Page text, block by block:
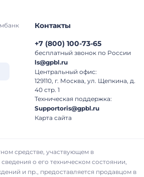
Контакты
+7 (800) 100-73-65
бесплатный звонок по России
ls@gpbl.ru
Центральный офис:
129110, г. Москва, ул. Щепкина, д.
40 стр. 1
Техническая поддержка:
Supportoris@gpbl.ru
Карта сайта
средстве, участвующем в
о его техническом состоянии,
и пр., предоставляется продавцом в